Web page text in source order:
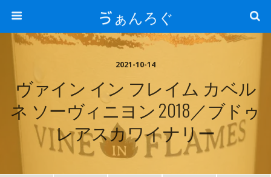
ゔぁんろぐ
2021-10-14
ヴァイン イン フレイム カベル
ネ ソーヴィニヨン 2018／ブドゥ
レアスカワイナリー